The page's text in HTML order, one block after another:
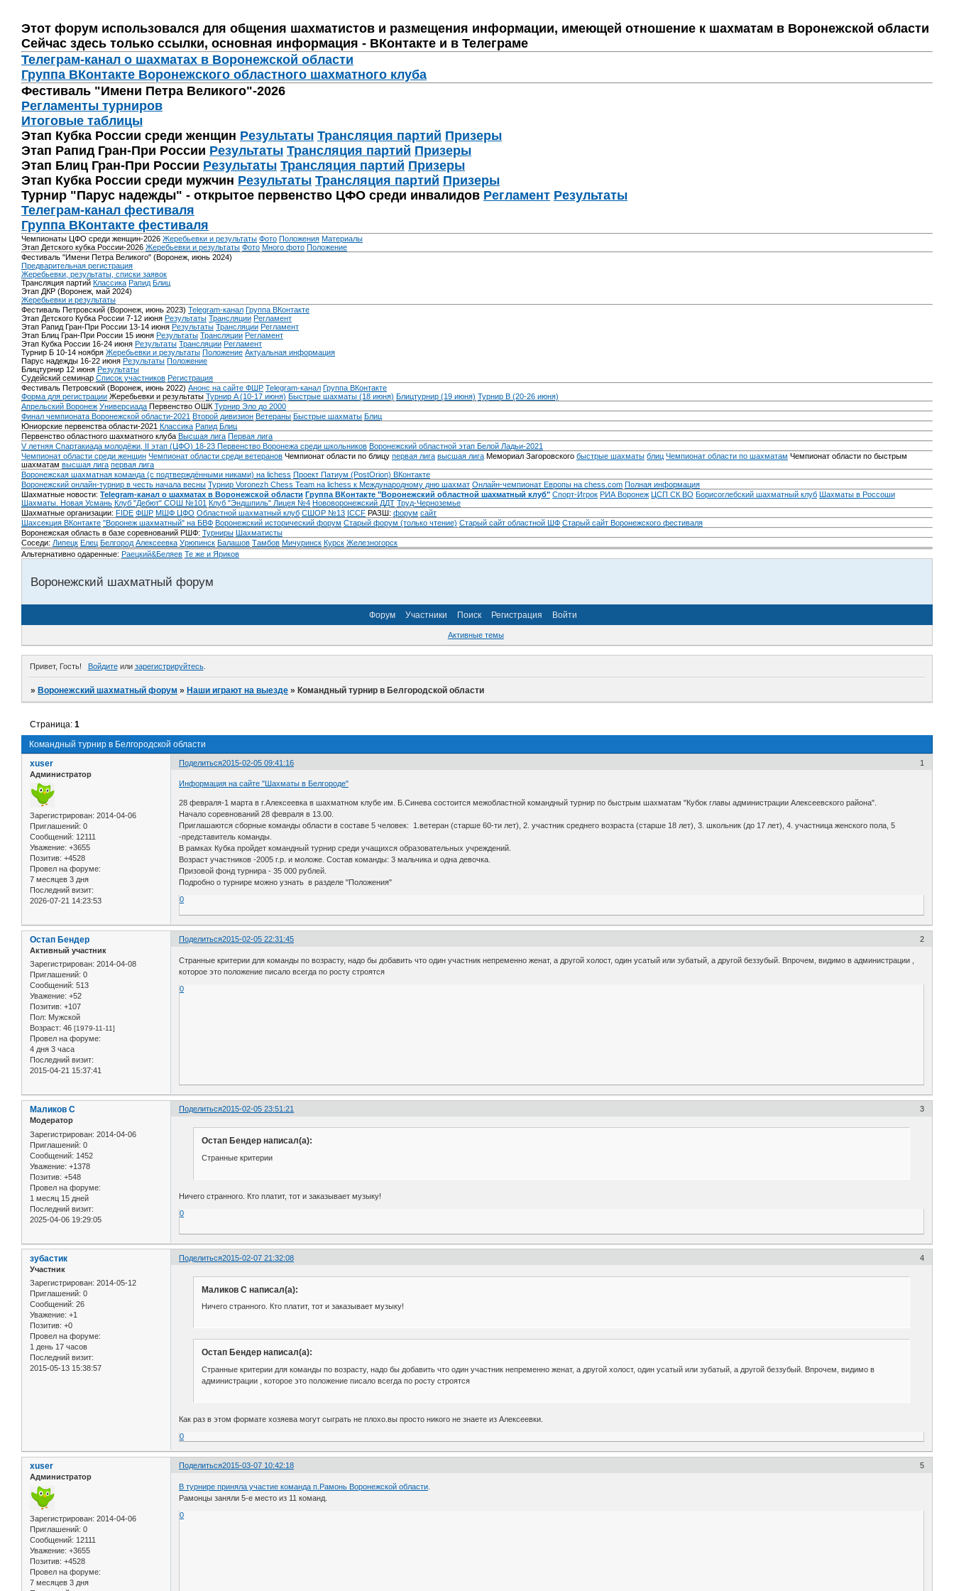
Этот форум использовался для общения шахматистов и размещения информации, имеющей отношение к шахматам в Воронежской области
Сейчас здесь только ссылки, основная информация - ВКонтакте и в Телеграме
Телеграм-канал о шахматах в Воронежской области
Группа ВКонтакте Воронежского областного шахматного клуба
Фестиваль "Имени Петра Великого"-2026
Регламенты турниров
Итоговые таблицы
Этап Кубка России среди женщин Результаты Трансляция партий Призеры
Этап Рапид Гран-При России Результаты Трансляция партий Призеры
Этап Блиц Гран-При России Результаты Трансляция партий Призеры
Этап Кубка России среди мужчин Результаты Трансляция партий Призеры
Турнир "Парус надежды" - открытое первенство ЦФО среди инвалидов Регламент Результаты
Телеграм-канал фестиваля
Группа ВКонтакте фестиваля
Чемпионаты ЦФО среди женщин-2026 Жеребьевки и результаты Фото Положения Материалы
Этап Детского кубка России-2026 Жеребьевки и результаты Фото Много фото Положение
Фестиваль "Имени Петра Великого" (Воронеж, июнь 2024)
Предварительная регистрация
Жеребьевки, результаты, списки заявок
Трансляция партий Классика Рапид Блиц
Этап ДКР (Воронеж, май 2024)
Жеребьевки и результаты
Фестиваль Петровский (Воронеж, июнь 2023) Telegram-канал Группа ВКонтакте
Этап Детского Кубка России 7-12 июня Результаты Трансляции Регламент
Этап Рапид Гран-При России 13-14 июня Результаты Трансляции Регламент
Этап Блиц Гран-При России 15 июня Результаты Трансляции Регламент
Этап Кубка России 16-24 июня Результаты Трансляции Регламент
Турнир Б 10-14 ноября Жеребьевки и результаты Положение Актуальная информация
Парус надежды 16-22 июня Результаты Положение
Блицтурнир 12 июня Результаты
Судейский семинар Список участников Регистрация
Фестиваль Петровский (Воронеж, июнь 2022) Анонс на сайте ФШР Telegram-канал Группа ВКонтакте
Форма для регистрации Жеребьевки и результаты Турнир A (10-17 июня) Быстрые шахматы (18 июня) Блицтурнир (19 июня) Турнир B (20-26 июня)
Апрельский Воронеж Универсиада Первенство ОШК Турнир Эло до 2000
Финал чемпионата Воронежской области-2021 Второй дивизион Ветераны Быстрые шахматы Блиц
Юниорские первенства области-2021 Классика Рапид Блиц
Первенство областного шахматного клуба Высшая лига Первая лига
V летняя Спартакиада молодёжи, II этап (ЦФО) 18-23 Первенство Воронежа среди школьников Воронежский областной этап Белой Ладьи-2021
Чемпионат области среди женщин Чемпионат области среди ветеранов Чемпионат области по блицу первая лига высшая лига Мемориал Загоровского быстрые шахматы блиц Чемпионат области по шахматам Чемпионат области по быстрым
шахматам высшая лига первая лига
Воронежская шахматная команда (с подтверждёнными никами) на lichess Проект Патиум (PostOrion) ВКонтакте
Воронежский онлайн-турнир в честь начала весны Турнир Voronezh Chess Team на lichess к Международному дню шахмат Онлайн-чемпионат Европы на chess.com Полная информация
Шахматные новости: Telegram-канал о шахматах в Воронежской области Группа ВКонтакте "Воронежский областной шахматный клуб" Спорт-Игрок РИА Воронеж ЦСП СК ВО Борисоглебский шахматный клуб Шахматы в Россоши
Шахматы. Новая Усмань Клуб "Дебют" СОШ №101 Клуб "Эндшпиль" Лицея №4 Нововоронежский ДДТ Труд-Черноземье
Шахматные организации: FIDE ФШР МШФ ЦФО Областной шахматный клуб СШОР №13 ICCF РАЗШ: форум сайт
Шахсекция ВКонтакте "Воронеж шахматный" на БВФ Воронежский исторический форум Cтарый форум (только чтение) Старый сайт областной ШФ Старый сайт Воронежского фестиваля
Воронежская область в базе соревнований РШФ: Турниры Шахматисты
Соседи: Липецк Елец Белгород Алексеевка Урюпинск Балашов Тамбов Мичуринск Курск Железногорск
Альтернативно одаренные: Раецкий&Беляев Те же и Яриков
Воронежский шахматный форум
Форум Участники Поиск Регистрация Войти
Активные темы
Привет, Гость! Войдитеили зарегистрируйтесь.
»Воронежский шахматный форум »Наши играют на выезде »Командный турнир в Белгородской области
Командный турнир в Белгородской области
Страница:1
Поделиться 1
2015-02-05 09:41:16
xuser
Администратор
Зарегистрирован: 2014-04-06
Приглашений: 0
Сообщений: 12111
Уважение: +3655
Позитив: +4528
Провел на форуме:
7 месяцев 3 дня
Последний визит:
2026-07-21 14:23:53
Информация на сайте "Шахматы в Белгороде"
28 февраля-1 марта в г.Алексеевка в шахматном клубе им. Б.Синева состоится межобластной командный турнир по быстрым шахматам "Кубок главы администрации Алексеевского района".
Начало соревнований 28 февраля в 13.00.
Приглашаются сборные команды области в составе 5 человек: 1.ветеран (старше 60-ти лет), 2. участник среднего возраста (старше 18 лет), 3. школьник (до 17 лет), 4. участница женского пола, 5
-представитель команды.
В рамках Кубка пройдет командный турнир среди учащихся образовательных учреждений.
Возраст участников -2005 г.р. и моложе. Состав команды: 3 мальчика и одна девочка.
Призовой фонд турнира - 35 000 рублей.
Подробно о турнире можно узнать в разделе "Положения"
0
Поделиться 2
2015-02-05 22:31:45
Остап Бендер
Активный участник
Зарегистрирован: 2014-04-08
Приглашений: 0
Сообщений: 513
Уважение: +52
Позитив: +107
Пол: Мужской
Возраст: 46 [1979-11-11]
Провел на форуме:
4 дня 3 часа
Последний визит:
2015-04-21 15:37:41
Странные критерии для команды по возрасту, надо бы добавить что один участник непременно женат, а другой холост, один усатый или зубатый, а другой беззубый. Впрочем, видимо в администрации ,
которое это положение писало всегда по росту строятся
0
Поделиться 3
2015-02-05 23:51:21
Маликов С
Модератор
Зарегистрирован: 2014-04-06
Приглашений: 0
Сообщений: 1452
Уважение: +1378
Позитив: +548
Провел на форуме:
1 месяц 15 дней
Последний визит:
2025-04-06 19:29:05
Остап Бендер написал(а):
Странные критерии
Ничего странного. Кто платит, тот и заказывает музыку!
0
Поделиться 4
2015-02-07 21:32:08
зубастик
Участник
Зарегистрирован: 2014-05-12
Приглашений: 0
Сообщений: 26
Уважение: +1
Позитив: +0
Провел на форуме:
1 день 17 часов
Последний визит:
2015-05-13 15:38:57
Маликов С написал(а):
Ничего странного. Кто платит, тот и заказывает музыку!
Остап Бендер написал(а):
Странные критерии для команды по возрасту, надо бы добавить что один участник непременно женат, а другой холост, один усатый или зубатый, а другой беззубый. Впрочем, видимо в
администрации , которое это положение писало всегда по росту строятся
Как раз в этом формате хозяева могут сыграть не плохо.вы просто никого не знаете из Алексеевки.
0
Поделиться 5
2015-03-07 10:42:18
xuser
Администратор
Зарегистрирован: 2014-04-06
Приглашений: 0
Сообщений: 12111
Уважение: +3655
Позитив: +4528
Провел на форуме:
7 месяцев 3 дня
В турнире приняла участие команда п.Рамонь Воронежской области
Рамонцы заняли 5-е место из 11 команд.
0